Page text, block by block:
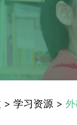
> 学习资源 >